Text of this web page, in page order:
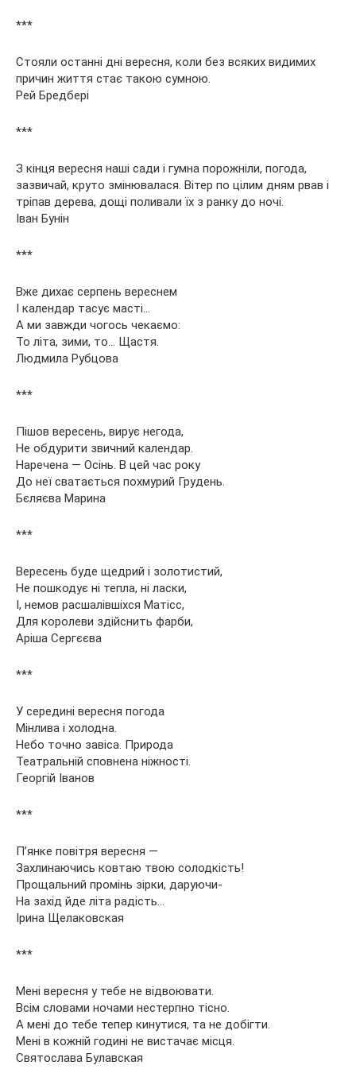
***
Стояли останні дні вересня, коли без всяких видимих
причин життя стає такою сумною.
Рей Бредбері
***
З кінця вересня наші сади і гумна порожніли, погода,
зазвичай, круто змінювалася. Вітер по цілим дням рвав і
тріпав дерева, дощі поливали їх з ранку до ночі.
Іван Бунін
***
Вже дихає серпень вереснем
І календар тасує масті…
А ми завжди чогось чекаємо:
То літа, зими, то… Щастя.
Людмила Рубцова
***
Пішов вересень, вирує негода,
Не обдурити звичний календар.
Наречена — Осінь. В цей час року
До неї сватається похмурий Грудень.
Бєляєва Марина
***
Вересень буде щедрий і золотистий,
Не пошкодує ні тепла, ні ласки,
І, немов расшалівшіхся Матісс,
Для королеви здійснить фарби,
Аріша Сергєєва
***
У середині вересня погода
Мінлива і холодна.
Небо точно завіса. Природа
Театральній сповнена ніжності.
Георгій Іванов
***
П’янке повітря вересня —
Захлинаючись ковтаю твою солодкість!
Прощальний промінь зірки, даруючи-
На захід йде літа радість…
Ірина Щелаковская
***
Мені вересня у тебе не відвоювати.
Всім словами ночами нестерпно тісно.
А мені до тебе тепер кинутися, та не добігти.
Мені в кожній годині не вистачає місця.
Святослава Булавская